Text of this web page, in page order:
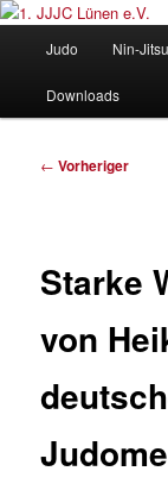
Zum
springen1. JJJC
Judo und Ninjitsu
Judo Nin-Jitsu
Downloads
Beitragsnavigation
← Vorheriger
Starke
von